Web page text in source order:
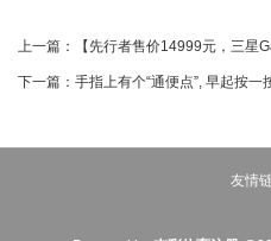
上一篇： 【先行者售价14999元，三星
下一篇： 手指上有个“通便点”, 早起按
友情